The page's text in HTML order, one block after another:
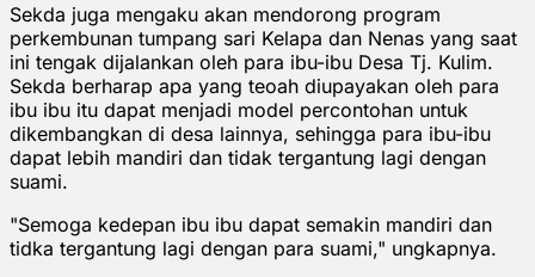
Sekda juga mengaku akan mendorong program
perkembunan tumpang sari Kelapa dan Nenas yang saat
ini tengak dijalankan oleh para ibu-ibu Desa Tj. Kulim.
Sekda berharap apa yang teoah diupayakan oleh para
ibu ibu itu dapat menjadi model percontohan untuk
dikembangkan di desa lainnya, sehingga para ibu-ibu
dapat lebih mandiri dan tidak tergantung lagi dengan
suami.
"Semoga kedepan ibu ibu dapat semakin mandiri dan
tidka tergantung lagi dengan para suami," ungkapnya.